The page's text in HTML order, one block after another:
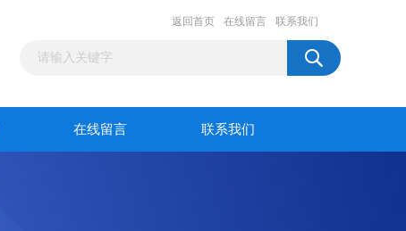
返回首页 在线留言 联系我们
在线留言 联系我们